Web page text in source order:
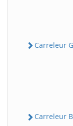
Carreleur
Carreleur